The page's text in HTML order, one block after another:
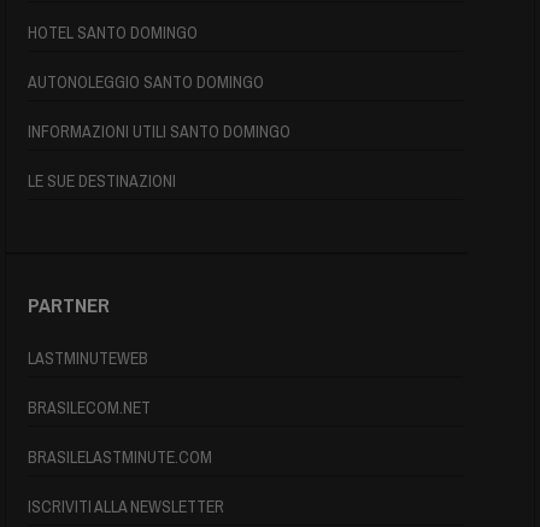
HOTEL SANTO DOMINGO
AUTONOLEGGIO SANTO DOMINGO
INFORMAZIONI UTILI SANTO DOMINGO
LE SUE DESTINAZIONI
PARTNER
LASTMINUTEWEB
BRASILECOM.NET
BRASILELASTMINUTE.COM
ISCRIVITI ALLA NEWSLETTER